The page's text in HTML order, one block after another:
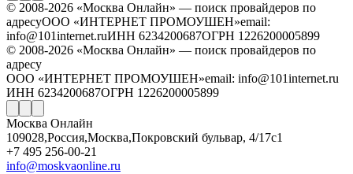
© 2008-2026 «Москва Онлайн» — поиск провайдеров по
адресуООО «ИНТЕРНЕТ ПРОМОУШЕН»email:
info@101internet.ruИНН 6234200687ОГРН 1226200005899
© 2008-2026 «Москва Онлайн» — поиск провайдеров по
адресу
ООО «ИНТЕРНЕТ ПРОМОУШЕН»email: info@101internet.ru
ИНН 6234200687ОГРН 1226200005899
Москва Онлайн
109028,Россия,Москва,Покровский бульвар, 4/17с1
+7 495 256-00-21
info@moskvaonline.ru